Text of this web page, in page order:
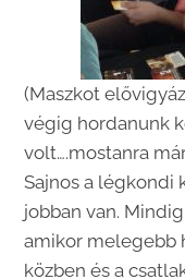
(Maszkot
végig hordanunk
volt….mostanra
Sajnos a légkondi
jobban van.
amikor melegebb
közben és a